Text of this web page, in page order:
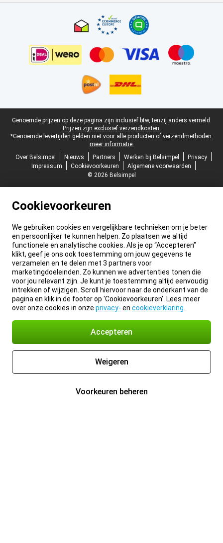
Juridische voettekst
Genoemde prijzen op deze pagina zijn inclusief btw, tenzij anders vermeld.
Prijzen zijn exclusief verzendkosten.
*Genoemde levertijden gelden niet voor alle producten of verzendmethoden:
meer informatie.
Over Belsimpel
Nieuws Partners Werken bij Belsimpel
Privacy
Impressum
Cookievoorkeuren
Algemene voorwaarden
© 2026 Belsimpel
Cookievoorkeuren
We gebruiken cookies en vergelijkbare technieken om je beter
en persoonlijker te kunnen helpen. Zo plaatsen we altijd
functionele en analytische cookies. Als je op “Accepteren”
klikt, geef je ons ook toestemming om jouw gegevens te
verzamelen en te delen met 3 partners voor
marketingdoeleinden. Zo kunnen we advertenties tonen die
voor jou relevant zijn. Je kunt je toestemming altijd eenvoudig
intrekken of wijzigen. Scroll hiervoor naar de onderkant van de
pagina en klik in de footer op 'Cookievoorkeuren'. Lees meer
over onze cookies in onze privacy- en cookieverklaring
Accepteren
Weigeren
Voorkeuren beheren